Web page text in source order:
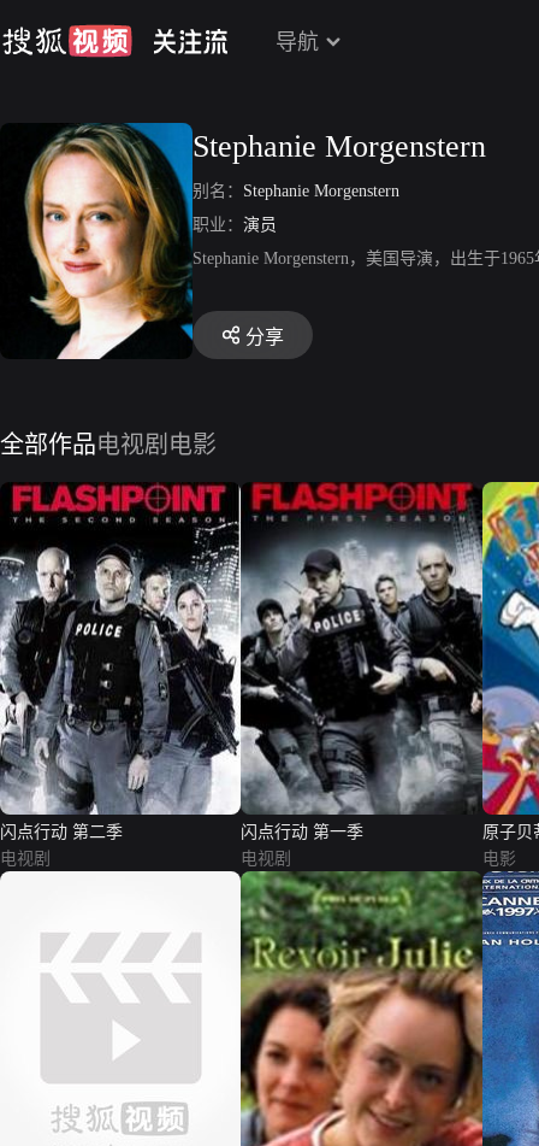
导航
Stephanie Morgenstern
别名： Stephanie Morgenstern
职业： 演员
Stephanie Morgenstern，美国导演，出生于
分享
全部作品电视剧 电影
闪点行动 第二季
电视剧
闪点行动 第一季
电视剧
原子贝
电影